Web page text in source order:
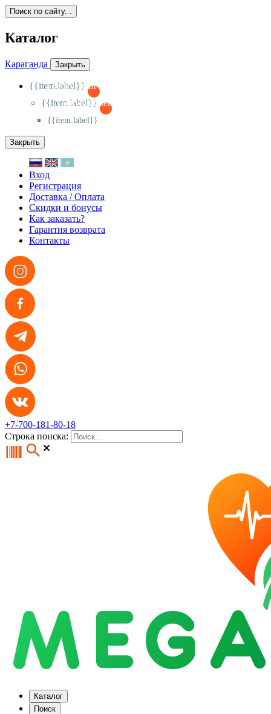
Поиск по сайту...
Каталог
Караганда Закрыть
{{item.label}}
{{activeItem==item.id?'-
{{item.label}}
{{activeSubitem==item.id?'-
{{item.label}}
Закрыть
Вход
Регистрация
Доставка / Оплата
Скидки и бонусы
Как заказать?
Гарантия возврата
Контакты
+7-700-181-80-18
Строка поиска:
Каталог
Поиск